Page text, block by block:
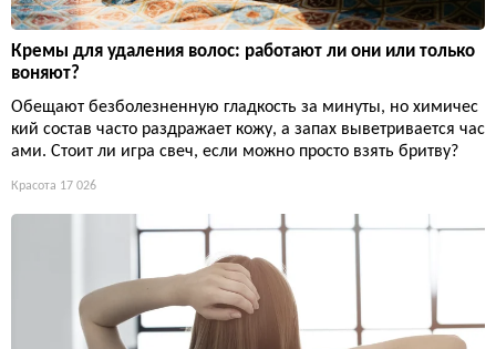
Кремы для удаления волос: работают ли они или только
воняют?
Обещают безболезненную гладкость за минуты, но химичес
кий состав часто раздражает кожу, а запах выветривается час
ами. Стоит ли игра свеч, если можно просто взять бритву?
Красота 17 026